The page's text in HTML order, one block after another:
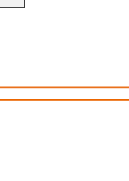
客様ご自身の責任にお